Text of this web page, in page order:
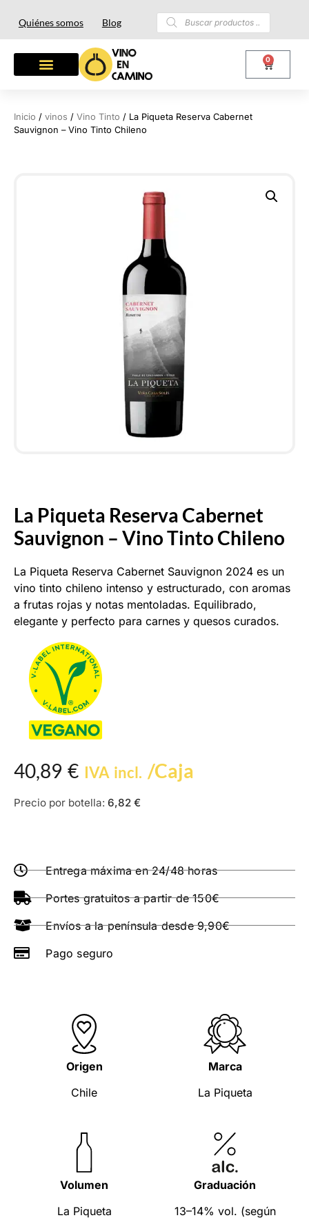
Quiénes somos Blog
0
Inicio / vinos / Vino Tinto / La Piqueta Reserva Cabernet
Sauvignon – Vino Tinto Chileno
La Piqueta Reserva Cabernet
Sauvignon – Vino Tinto Chileno
La Piqueta Reserva Cabernet Sauvignon 2024 es un
vino tinto chileno intenso y estructurado, con aromas
a frutas rojas y notas mentoladas. Equilibrado,
elegante y perfecto para carnes y quesos curados.
40,89 € IVA incl. /Caja
Precio por botella: 6,82 €
Entrega máxima en 24/48 horas
Portes gratuitos a partir de 150€
Envíos a la península desde 9,90€
Pago seguro
Origen
Chile
Marca
La Piqueta
Volumen
La Piqueta
Graduación
13–14% vol. (según